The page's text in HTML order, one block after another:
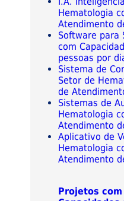
Hematologia
Atendimento
Software para
com
pessoas por
Sistema de
Setor de
de
Sistemas de
Hematologia
Atendimento
Aplicativo de
Hematologia
Atendimento
Projetos